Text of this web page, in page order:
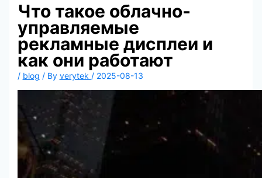
Что такое облачно-
управляемые
рекламные дисплеи и
как они работают
/ blog / By verytek / 2025-08-13